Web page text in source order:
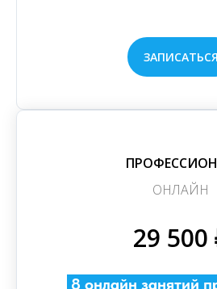
ЗАПИСАТЬСЯ
ОНЛАЙН
29 500
8 онлайн занятий